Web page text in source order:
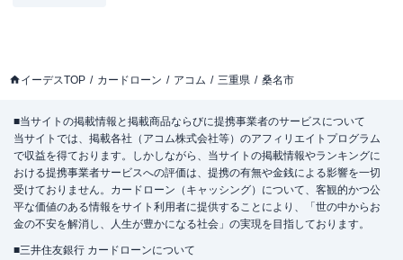
イーデスTOP カードローン アコム 三重県 桑名市
■当サイトの掲載情報と掲載商品ならびに提携事業者のサービスについて
当サイトでは、掲載各社（アコム株式会社等）のアフィリエイトプログラム
で収益を得ております。しかしながら、当サイトの掲載情報やランキングに
おける提携事業者サービスへの評価は、提携の有無や金銭による影響を一切
受けておりません。カードローン（キャッシング）について、客観的かつ公
平な価値のある情報をサイト利用者に提供することにより、「世の中からお
金の不安を解消し、人生が豊かになる社会」の実現を目指しております。
■三井住友銀行 カードローンについて